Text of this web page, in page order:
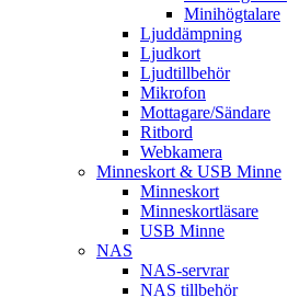
Minihögtalare
Ljuddämpning
Ljudkort
Ljudtillbehör
Mikrofon
Mottagare/Sändare
Ritbord
Webkamera
Minneskort & USB Minne
Minneskort
Minneskortläsare
USB Minne
NAS
NAS-servrar
NAS tillbehör